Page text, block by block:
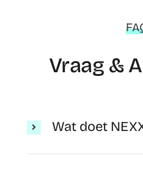
Vraag &
Wat doet